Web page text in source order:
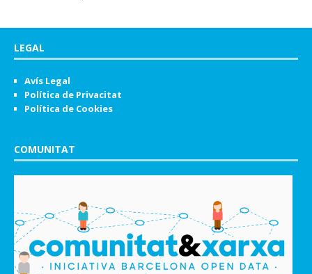
LEGAL
Avís Legal
Política de Privacitat
Política de Cookies
COMUNITAT